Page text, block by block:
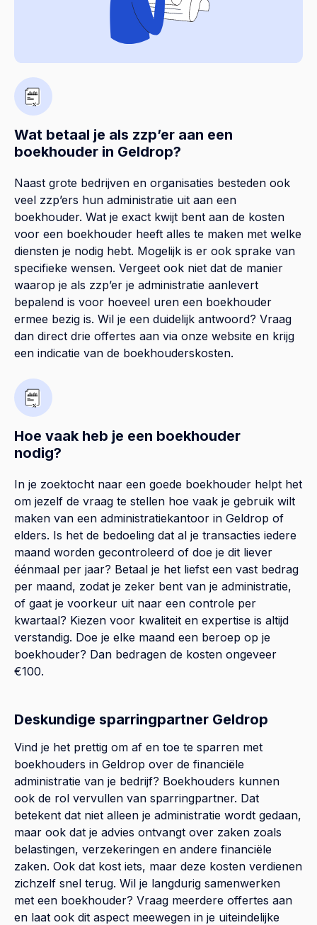
Wat betaal je als zzp’er aan een
boekhouder in Geldrop?
Naast grote bedrijven en organisaties besteden ook
veel zzp’ers hun administratie uit aan een
boekhouder. Wat je exact kwijt bent aan de kosten
voor een boekhouder heeft alles te maken met welke
diensten je nodig hebt. Mogelijk is er ook sprake van
specifieke wensen. Vergeet ook niet dat de manier
waarop je als zzp’er je administratie aanlevert
bepalend is voor hoeveel uren een boekhouder
ermee bezig is. Wil je een duidelijk antwoord? Vraag
dan direct drie offertes aan via onze website en krijg
een indicatie van de boekhouderskosten.
Hoe vaak heb je een boekhouder
nodig?
In je zoektocht naar een goede boekhouder helpt het
om jezelf de vraag te stellen hoe vaak je gebruik wilt
maken van een administratiekantoor in Geldrop of
elders. Is het de bedoeling dat al je transacties iedere
maand worden gecontroleerd of doe je dit liever
éénmaal per jaar? Betaal je het liefst een vast bedrag
per maand, zodat je zeker bent van je administratie,
of gaat je voorkeur uit naar een controle per
kwartaal? Kiezen voor kwaliteit en expertise is altijd
verstandig. Doe je elke maand een beroep op je
boekhouder? Dan bedragen de kosten ongeveer
€100.
Deskundige sparringpartner Geldrop
Vind je het prettig om af en toe te sparren met
boekhouders in Geldrop over de financiële
administratie van je bedrijf? Boekhouders kunnen
ook de rol vervullen van sparringpartner. Dat
betekent dat niet alleen je administratie wordt gedaan,
maar ook dat je advies ontvangt over zaken zoals
belastingen, verzekeringen en andere financiële
zaken. Ook dat kost iets, maar deze kosten verdienen
zichzelf snel terug. Wil je langdurig samenwerken
met een boekhouder? Vraag meerdere offertes aan
en laat ook dit aspect meewegen in je uiteindelijke